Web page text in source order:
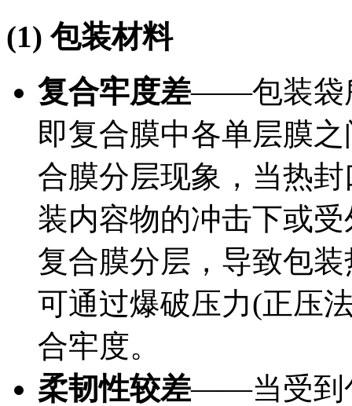
(1) 包装材料
复合牢度差——包装袋
即复合膜中各单层膜
合膜分层现象，当热
装内容物的冲击下或
复合膜分层，导致包
可通过爆破压力(正压
合牢度。
柔韧性较差——当受到